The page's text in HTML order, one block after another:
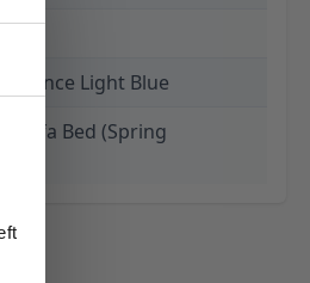
Dance Light Blue
Sofa Bed (Spring